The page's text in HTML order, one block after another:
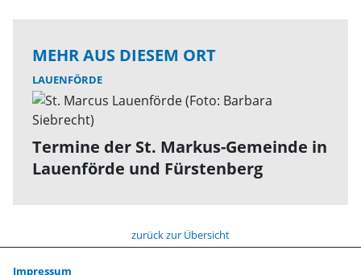
MEHR AUS DIESEM ORT
LAUENFÖRDE
Termine der St. Markus-Gemeinde in
Lauenförde und Fürstenberg
zurück zur Übersicht
Impressum